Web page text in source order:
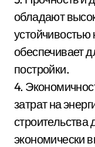
обладают
обеспечивает
постройки.
4.
затрат на
экономически